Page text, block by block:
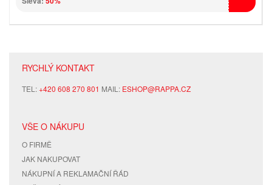
RYCHLÝ KONTAKT
TEL:+420 608 270 801 MAIL: ESHOP@RAPPA.CZ
VŠE O NÁKUPU
O FIRMĚ
JAK NAKUPOVAT
NÁKUPNÍ A REKLAMAČNÍ ŘÁD